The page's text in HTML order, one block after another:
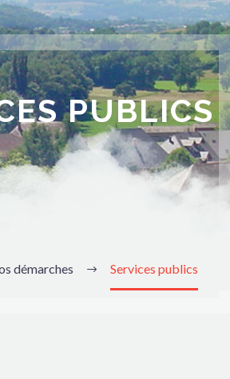
PUBLICS
démarches Services publics